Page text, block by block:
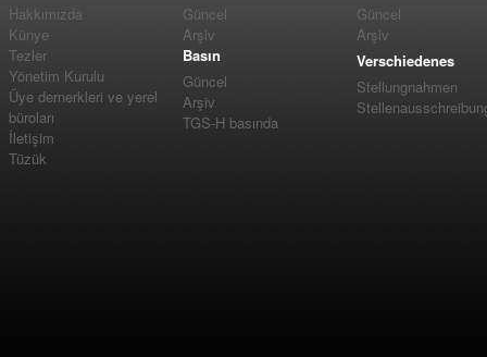
Hakkımızda
Künye
Tezler
Yönetim Kurulu
Üye dernerkleri ve yerel
büroları
İletişim
Tüzük
Güncel
Arşiv
Basın
Güncel
Arşiv
TGS-H basında
Güncel
Arşiv
Verschiedenes
Stellungnahmen